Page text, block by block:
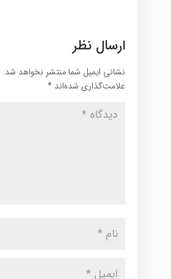
ارسال نظر
نشانی ایمیل شما منتشر نخواهد شد.
علامت‌گذاری شده‌اند *